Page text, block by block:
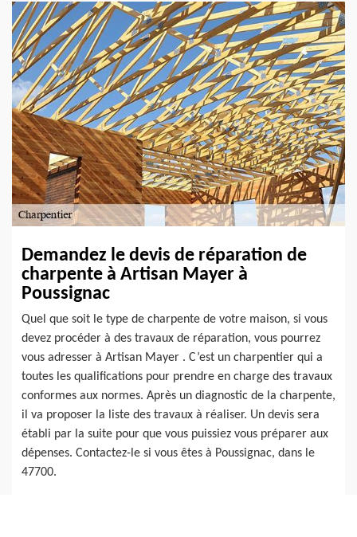
Demandez le devis de réparation de
charpente à Artisan Mayer à
Poussignac
Quel que soit le type de charpente de votre maison, si vous
devez procéder à des travaux de réparation, vous pourrez
vous adresser à Artisan Mayer . C’est un charpentier qui a
toutes les qualifications pour prendre en charge des travaux
conformes aux normes. Après un diagnostic de la charpente,
il va proposer la liste des travaux à réaliser. Un devis sera
établi par la suite pour que vous puissiez vous préparer aux
dépenses. Contactez-le si vous êtes à Poussignac, dans le
47700.